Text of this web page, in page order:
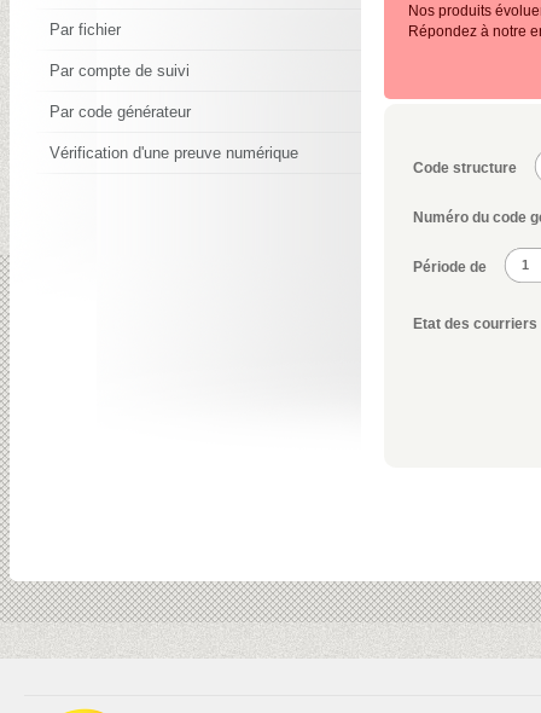
Par fichier
Par compte de suivi
Par code générateur
Vérification d'une preuve numérique
Nos produits
Répondez à notre
Code structure
Numéro du code
Période de 1
Etat des courriers